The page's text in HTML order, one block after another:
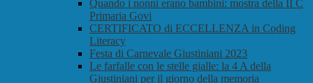
Quando i nonni erano bambini: mostra della II C
Primaria Govi
CERTIFICATO di ECCELLENZA in Coding
Literacy
Festa di Carnevale Giustiniani 2023
Le farfalle con le stelle gialle: la 4 A della
Giustiniani per il giorno della memoria